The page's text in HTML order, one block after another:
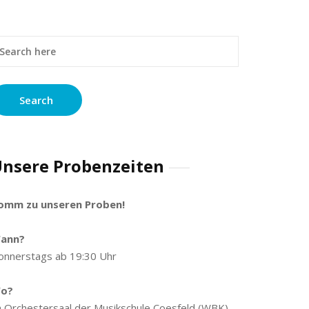
Probenzeiten
zu unseren Proben!
ab 19:30 Uhr